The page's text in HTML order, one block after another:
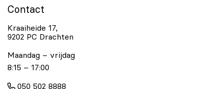
Contact
Kraaiheide 17,
9202 PC Drachten
Maandag – vrijdag
8:15 – 17:00
050 502 8888